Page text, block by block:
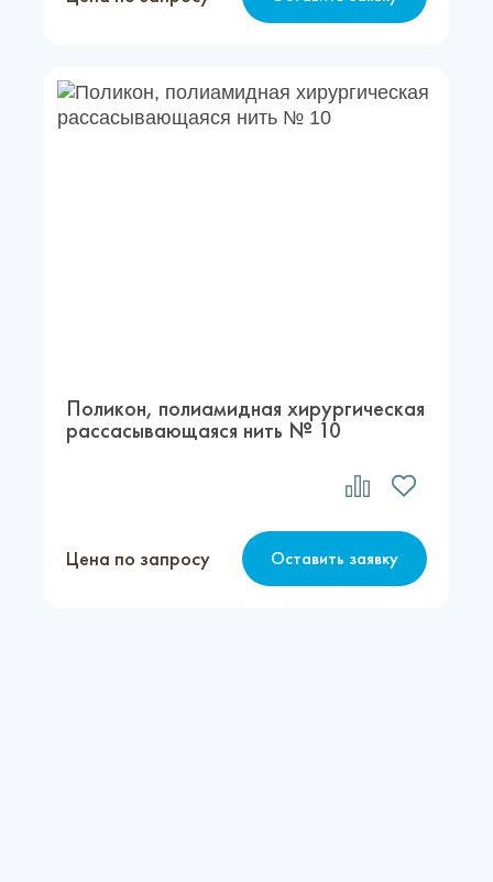
Поликон, полиамидная хирургическая
рассасывающаяся нить № 10
Цена по запросу Оставить заявку